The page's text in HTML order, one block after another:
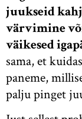
juukseid
värvimine
väikesed
sama, et
paneme,
palju pinget